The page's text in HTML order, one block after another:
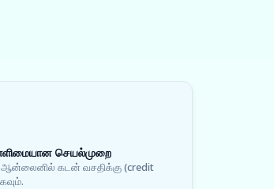
எளிமையான செயல்முறை
ஆன்லைனில் கடன் வசதிக்கு (credit